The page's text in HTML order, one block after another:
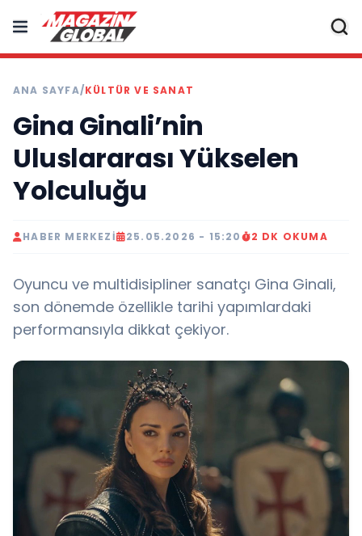
ANA SAYFA/KÜLTÜR VE SANAT
Gina Ginali’nin
Uluslararası Yükselen
Yolculuğu
HABER MERKEZI 25.05.2026 - 15:20 2 DK OKUMA
Oyuncu ve multidisipliner sanatçı Gina Ginali,
son dönemde özellikle tarihi yapımlardaki
performansıyla dikkat çekiyor.